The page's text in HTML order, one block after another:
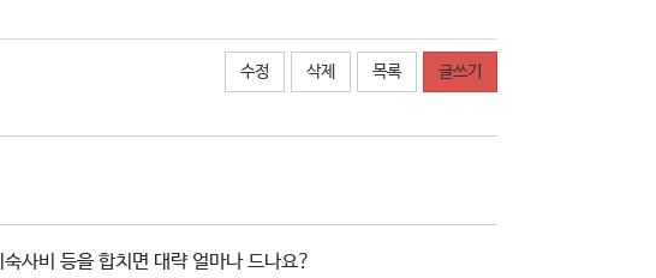
수정 삭제 목록 글쓰기
사비 등을 합치면 대략 얼마나 드나요?